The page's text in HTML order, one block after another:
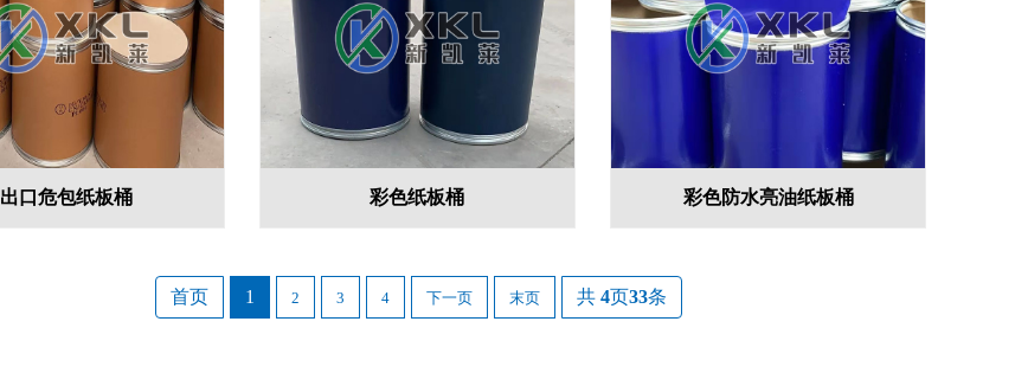
出口危包纸板桶 彩色纸板桶 彩色防水亮油纸板桶
首页 1 2 3 4 下一页 末页 共 4页33条